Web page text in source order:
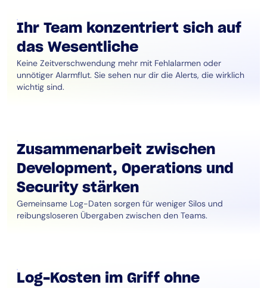
Ihr Team konzentriert sich auf
das Wesentliche
Keine Zeitverschwendung mehr mit Fehlalarmen oder
unnötiger Alarmflut. Sie sehen nur dir die Alerts, die wirklich
wichtig sind.
Zusammenarbeit zwischen
Development, Operations und
Security stärken
Gemeinsame Log-Daten sorgen für weniger Silos und
reibungsloseren Übergaben zwischen den Teams.
Log-Kosten im Griff ohne